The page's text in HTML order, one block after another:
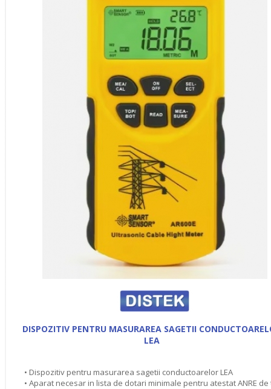
DISPOZITIV PENTRU MASURAREA SAGETII
LEA
• Dispozitiv pentru masurarea sagetii conductoarelor LEA
• Aparat necesar in lista de dotari minimale pentru atestat ANRE de